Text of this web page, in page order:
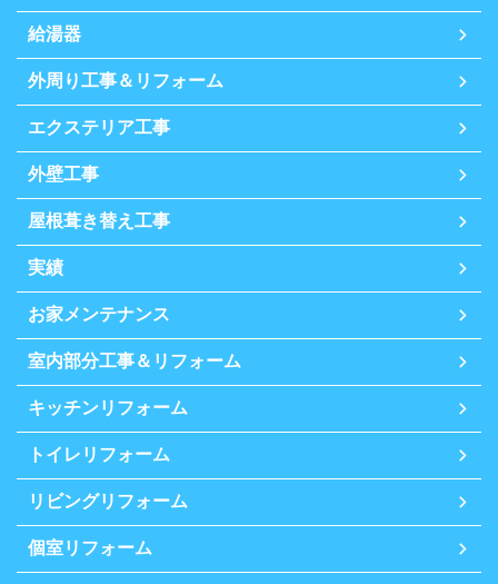
給湯器
外周り工事＆リフォーム
エクステリア工事
外壁工事
屋根葺き替え工事
実績
お家メンテナンス
室内部分工事＆リフォーム
キッチンリフォーム
トイレリフォーム
リビングリフォーム
個室リフォーム